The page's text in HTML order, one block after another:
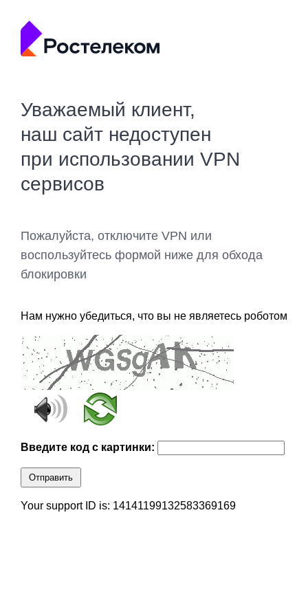
Уважаемый клиент,
наш сайт недоступен
при использовании VPN
сервисов
Пожалуйста, отключите VPN или
воспользуйтесь формой ниже для обхода
блокировки
Нам нужно убедиться, что вы не являетесь роботом
Введите код с картинки:
Отправить
Your support ID is: 14141199132583369169